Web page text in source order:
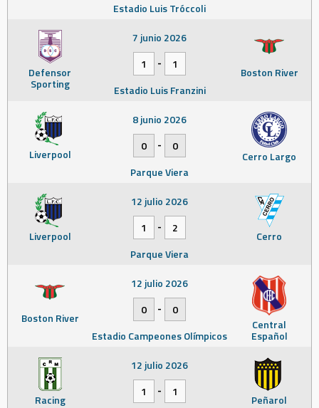
Estadio Luis Tróccoli
Defensor
Sporting
Boston River
7 junio 2026
1
-
1
Estadio Luis Franzini
Liverpool Cerro Largo
8 junio 2026
0
-
0
Parque Viera
Liverpool Cerro
12 julio 2026
1
-
2
Parque Viera
Boston River Central
Español
12 julio 2026
0
-
0
Estadio Campeones Olímpicos
Racing Peñarol
12 julio 2026
1
-
1